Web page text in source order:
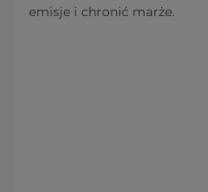
emisje i chronić marże.